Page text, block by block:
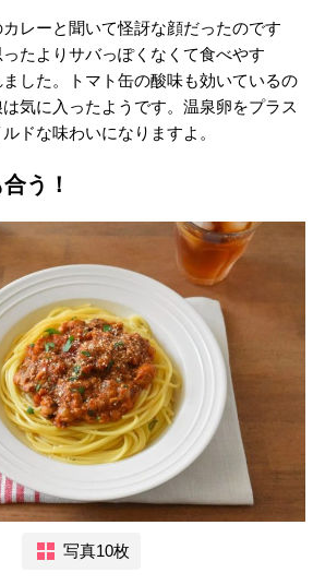
レーと聞いて怪訝な顔だったのです
たよりサバっぽくなくて食べやす
した。トマト缶の酸味も効いているの
気に入ったようです。温泉卵をプラス
ドな味わいになりますよ。
う！
写真10枚